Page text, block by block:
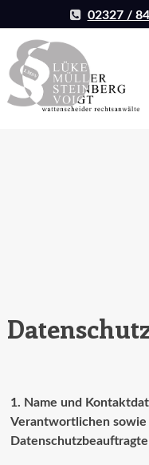
to
content
02327 /
1. Name und
Verantwortlichen